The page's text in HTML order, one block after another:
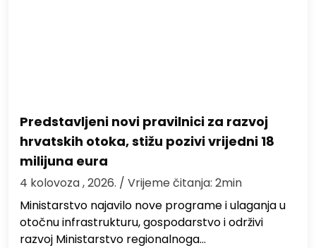
Predstavljeni novi pravilnici za razvoj
hrvatskih otoka, stižu pozivi vrijedni 18
milijuna eura
4 kolovoza , 2026. / Vrijeme čitanja: 2min
Ministarstvo najavilo nove programe i ulaganja u
otočnu infrastrukturu, gospodarstvo i održivi
razvoj Ministarstvo regionalnoga…